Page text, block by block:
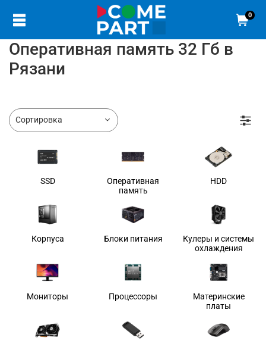
0
Оперативная память 32 Гб в
Рязани
SSD
Оперативная
память
HDD
Корпуса Блоки питания
Кулеры и системы
охлаждения
Мониторы Процессоры
Материнские
платы